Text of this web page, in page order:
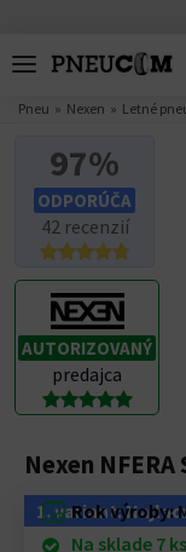
Pneu Nexen Letné
97%
ODPORÚČA
42 recenzií
AUTORIZOVANÝ
predajca
Nexen NFERA
1. variant:
Rok výroby:
Na sklade 7 ks